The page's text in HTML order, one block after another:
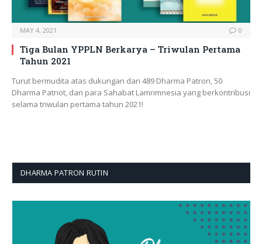
MAY 4, 2021 0
Tiga Bulan YPPLN Berkarya – Triwulan Pertama
Tahun 2021
Turut bermudita atas dukungan dari 489 Dharma Patron, 50
Dharma Patriot, dan para Sahabat Lamrimnesia yang berkontribusi
selama triwulan pertama tahun 2021!
DHARMA PATRON RUTIN